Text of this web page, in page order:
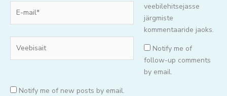
mail*
veebilehitsejasse
järgmiste
kommentaaride jaoks.
Notify me of
follow-up comments
by email.
Notify me of new posts by email.